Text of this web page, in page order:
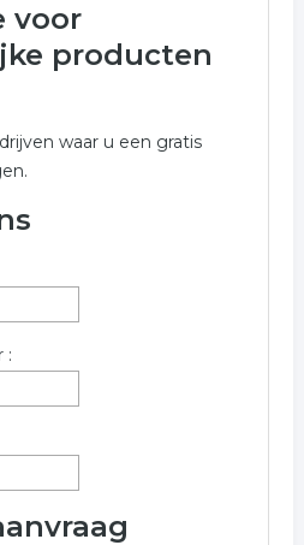
overzicht van alle
gerelateerde bedrijven in de
een vrijblijvende aanvraag.
producten in de
aanvraag formulier
met bedrijven welke
producten in Venlo.
voor
producten
waar u een gratis
: